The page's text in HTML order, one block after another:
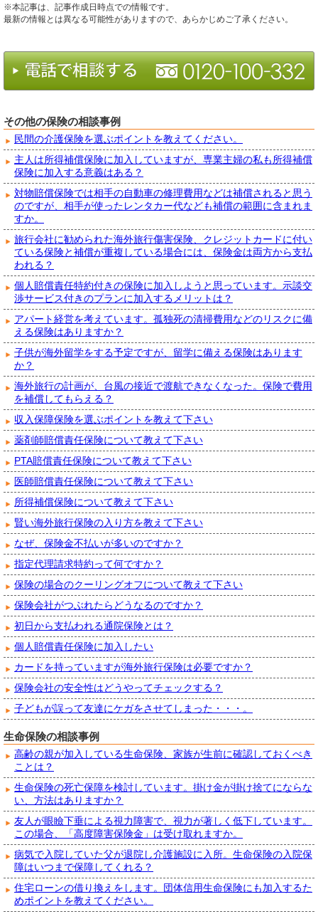
※本記事は、記事作成日時点での情報です。
最新の情報とは異なる可能性がありますので、あらかじめご了承ください。
その他の保険の相談事例
民間の介護保険を選ぶポイントを教えてください。
主人は所得補償保険に加入していますが、専業主婦の私も所得補償
保険に加入する意義はある？
対物賠償保険では相手の自動車の修理費用などは補償されると思う
のですが、相手が使ったレンタカー代なども補償の範囲に含まれま
すか。
旅行会社に勧められた海外旅行傷害保険、クレジットカードに付い
ている保険と補償が重複している場合には、保険金は両方から支払
われる？
個人賠償責任特約付きの保険に加入しようと思っています。示談交
渉サービス付きのプランに加入するメリットは？
アパート経営を考えています。孤独死の清掃費用などのリスクに備
える保険はありますか？
子供が海外留学をする予定ですが、留学に備える保険はあります
か？
海外旅行の計画が、台風の接近で渡航できなくなった。保険で費用
を補償してもらえる？
収入保障保険を選ぶポイントを教えて下さい
薬剤師賠償責任保険について教えて下さい
PTA賠償責任保険について教えて下さい
医師賠償責任保険について教えて下さい
所得補償保険について教えて下さい
賢い海外旅行保険の入り方を教えて下さい
なぜ、保険金不払いが多いのですか？
指定代理請求特約って何ですか？
保険の場合のクーリングオフについて教えて下さい
保険会社がつぶれたらどうなるのですか？
初日から支払われる通院保険とは？
個人賠償責任保険に加入したい
カードを持っていますが海外旅行保険は必要ですか？
保険会社の安全性はどうやってチェックする？
子どもが誤って友達にケガをさせてしまった・・・。
生命保険の相談事例
高齢の親が加入している生命保険、家族が生前に確認しておくべき
ことは？
生命保険の死亡保障を検討しています。掛け金が掛け捨てにならな
い、方法はありますか？
友人が眼瞼下垂による視力障害で、視力が著しく低下しています。
この場合、「高度障害保険金」は受け取れますか。
病気で入院していた父が退院し介護施設に入所。生命保険の入院保
障はいつまで保障してくれる？
住宅ローンの借り換えをします。団体信用生命保険にも加入するた
めポイントを教えてください。